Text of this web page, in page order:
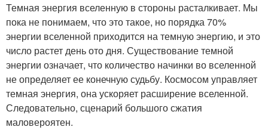
Темная энергия вселенную в стороны расталкивает. Мы
пока не понимаем, что это такое, но порядка 70%
энергии вселенной приходится на темную энергию, и это
число растет день ото дня. Существование темной
энергии означает, что количество начинки во вселенной
не определяет ее конечную судьбу. Космосом управляет
темная энергия, она ускоряет расширение вселенной.
Следовательно, сценарий большого сжатия
маловероятен.